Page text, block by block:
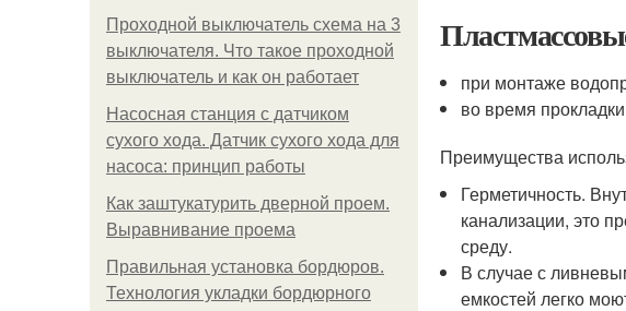
Проходной выключатель схема на 3
выключателя. Что такое проходной
выключатель и как он работает
Насосная станция с датчиком
сухого хода. Датчик сухого хода для
насоса: принцип работы
Как заштукатурить дверной проем.
Выравнивание проема
Правильная установка бордюров.
Технология укладки бордюрного
при монтаже
во время
Преимущества
Герметичность.
канализации, это
среду.
В случае с
емкостей легко